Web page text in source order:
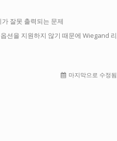
잘못 출력되는 문제
션을 지원하지 않기 때문에 Wiegand
마지막으로 수정